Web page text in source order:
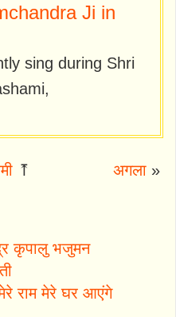
Ji in
sing during Shri
⤒ अगला»
कृपालु भजुमन
राम मेरे घर आएंगे